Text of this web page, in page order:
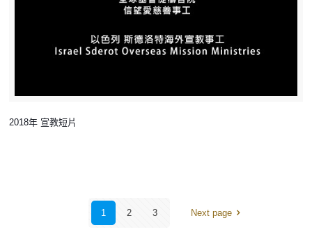
2018年 宣教短片
1 2 3 Next page